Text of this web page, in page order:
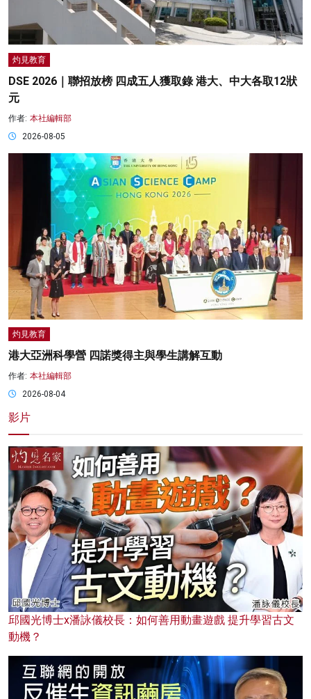
灼見教育
DSE 2026｜聯招放榜 四成五人獲取錄 港大、中大各取12狀
元
作者: 本社編輯部
2026-08-05
灼見教育
港大亞洲科學營 四諾獎得主與學生講解互動
作者: 本社編輯部
2026-08-04
影片
邱國光博士x潘詠儀校長：如何善用動畫遊戲 提升學習古文
動機？